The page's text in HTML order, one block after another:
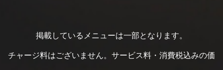
掲載しているメニューは一部となります。
チャージ料はございません。サービス料・消費税込みの価